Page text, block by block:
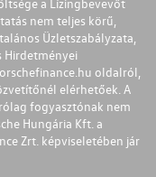
nem teljes körű,
Üzletszabályzata,
Hirdetményei
oldalról,
elérhetőek. A
fogyasztónak nem
Hungária Kft. a
Zrt. képviseletében jár